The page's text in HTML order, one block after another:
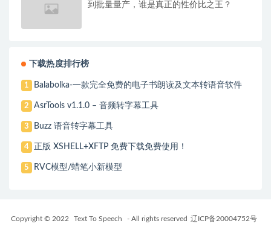
到批量量产，谁是真正的性价比之王？
下载热度排行榜
1 Balabolka-一款完全免费的电子书朗读及文本转语音软件
2 AsrTools v1.1.0 – 音频转字幕工具
3 Buzz 语音转字幕工具
4 正版 XSHELL+XFTP 免费下载免费使用！
5 RVC模型/蜡笔小新模型
Copyright © 2022 Text To Speech - All rights reserved 辽ICP备20004752号